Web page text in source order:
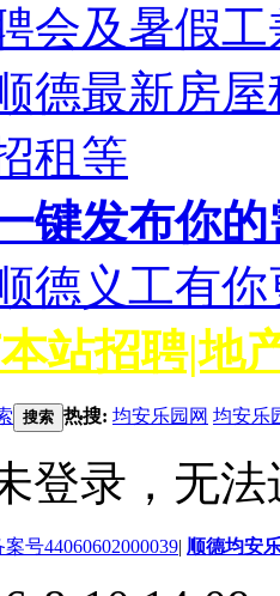
会及暑假
德最新房
租等
键发布你
德义工有
本站招聘|地
搜索 热搜: 均安乐园网 均安乐
登录，无
案号44060602000039| 顺德均安